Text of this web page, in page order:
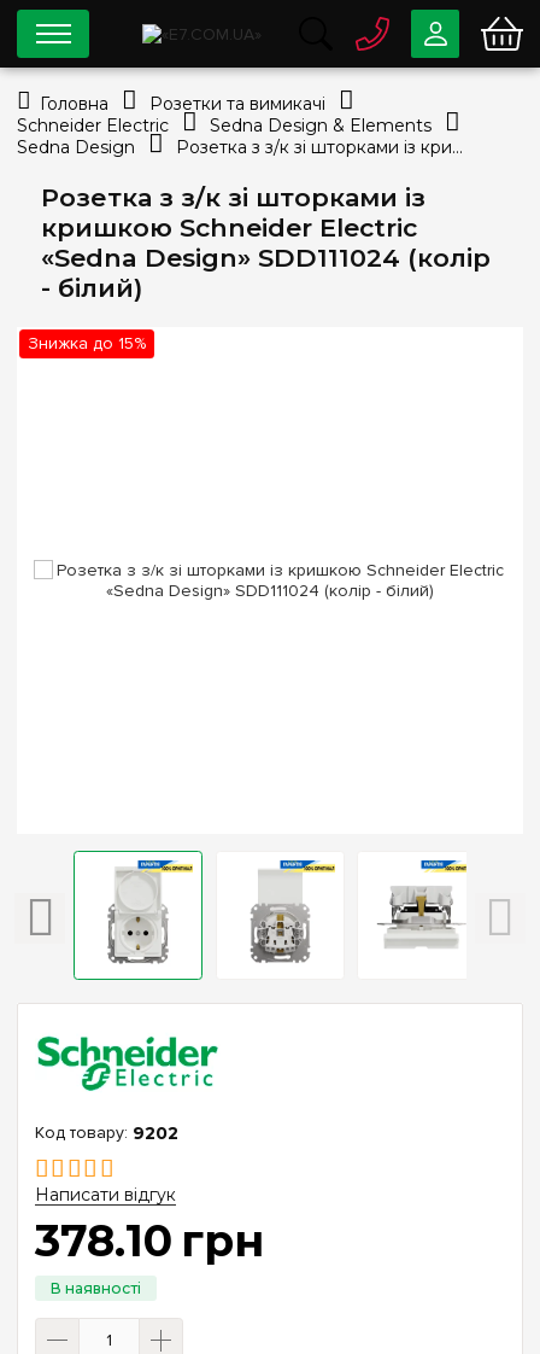
Розетка з з/к зі шторками із
кришкою Schneider Electric
«Sedna Design» SDD111024 (колір
- білий)
Знижка до 15%
9202
Написати відгук
378.10 грн
0 80033-63-07
info@e7.com.ua
044 334-79-78
Viber Telegram
Головна
Розетки та вимикачі
Schneider Electric
Sedna Design & Elements
Sedna Design
Розетка з з/к зі шторками із кришкою Schneider Electric «Sedna Design» SDD111024 (колір - білий)